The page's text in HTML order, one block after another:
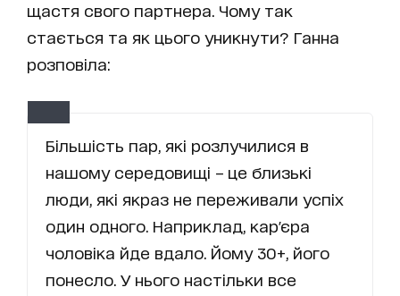
щастя свого партнера. Чому так
стається та як цього уникнути? Ганна
розповіла:
Більшість пар, які розлучилися в
нашому середовищі – це близькі
люди, які якраз не переживали успіх
один одного. Наприклад, кар'єра
чоловіка йде вдало. Йому 30+, його
понесло. У нього настільки все